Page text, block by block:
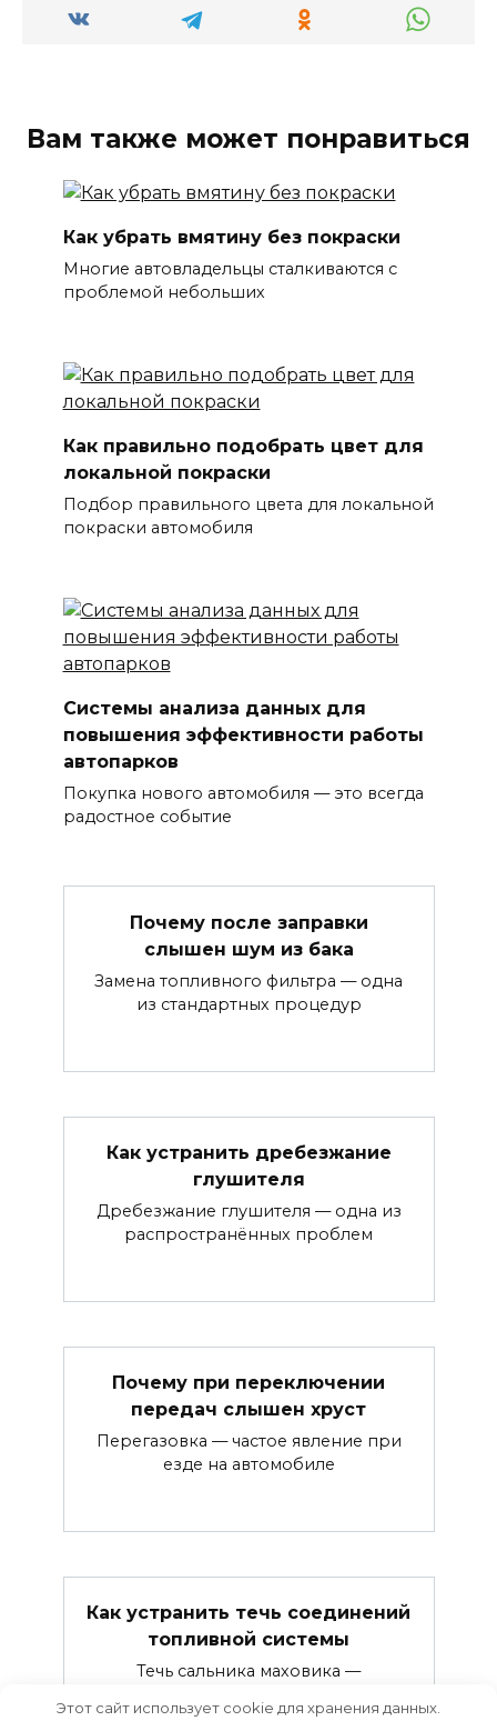
Вам также может понравиться
Как убрать вмятину без покраски
Многие автовладельцы сталкиваются с
проблемой небольших
Как правильно подобрать цвет для
локальной покраски
Подбор правильного цвета для локальной
покраски автомобиля
Системы анализа данных для
повышения эффективности работы
автопарков
Покупка нового автомобиля — это всегда
радостное событие
Почему после заправки
слышен шум из бака
Замена топливного фильтра — одна
из стандартных процедур
Как устранить дребезжание
глушителя
Дребезжание глушителя — одна из
распространённых проблем
Почему при переключении
передач слышен хруст
Перегазовка — частое явление при
езде на автомобиле
Как устранить течь соединений
топливной системы
Течь сальника маховика —
Этот сайт использует cookie для хранения данных.